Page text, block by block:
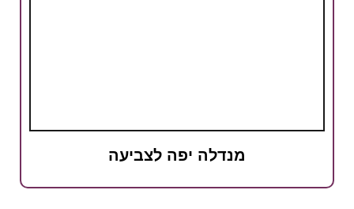
מנדלה יפה לצביעה